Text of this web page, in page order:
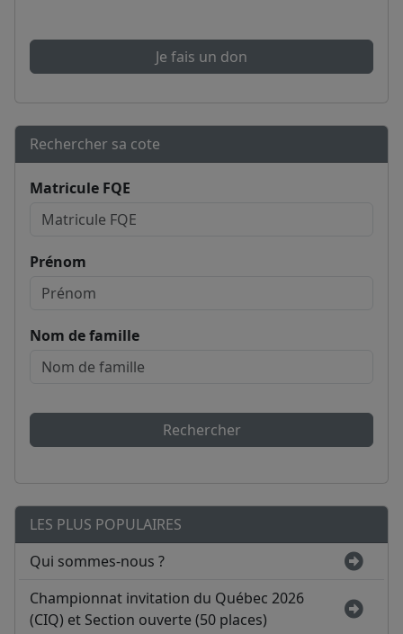
Je fais un don
Rechercher sa cote
Matricule FQE
Prénom
Nom de famille
Rechercher
LES PLUS POPULAIRES
Qui sommes-nous ?
Championnat invitation du Québec 2026
(CIQ) et Section ouverte (50 places)